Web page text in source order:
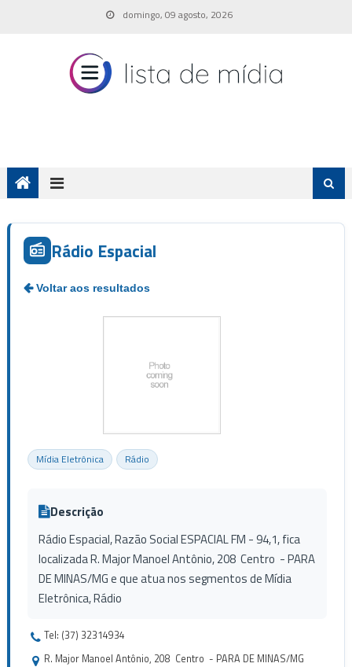
domingo, 09 agosto, 2026
Rádio Espacial
Mídia Eletrônica Rádio
Descrição
Rádio Espacial, Razão Social ESPACIAL FM - 94,1, fica
localizada R. Major Manoel Antônio, 208 Centro - PARA
DE MINAS/MG e que atua nos segmentos de Mídia
Eletrônica, Rádio
Tel: (37) 32314934
R. Major Manoel Antônio, 208 Centro - PARA DE MINAS/MG